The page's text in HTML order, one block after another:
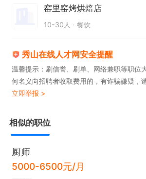
窑里窑烤烘焙店
10-30人 餐饮
秀山在线人才网安全提醒
温馨提示：刷信誉、刷单、网络兼职等职位
何名义向招聘者收取费用的，有诈骗嫌疑，
立即举报 >
相似的职位
厨师
5000-6500元/月